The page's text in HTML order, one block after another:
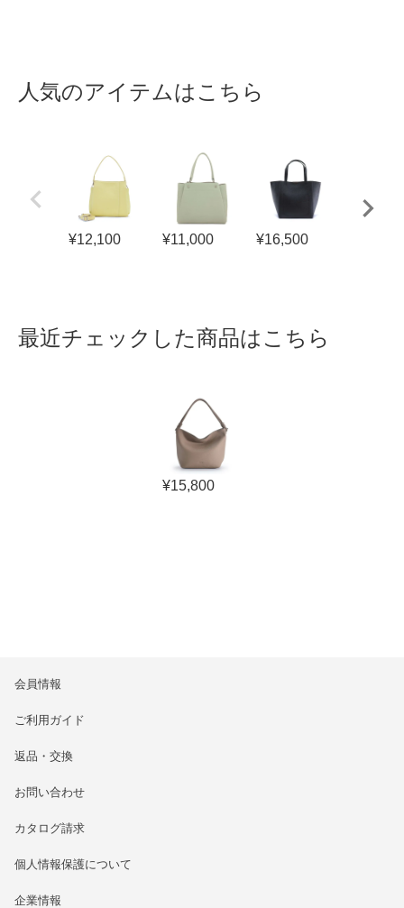
人気のアイテムはこちら
¥12,100 ¥11,000 ¥16,500
最近チェックした商品はこちら
¥15,800
会員情報
ご利用ガイド
返品・交換
お問い合わせ
カタログ請求
個人情報保護について
企業情報